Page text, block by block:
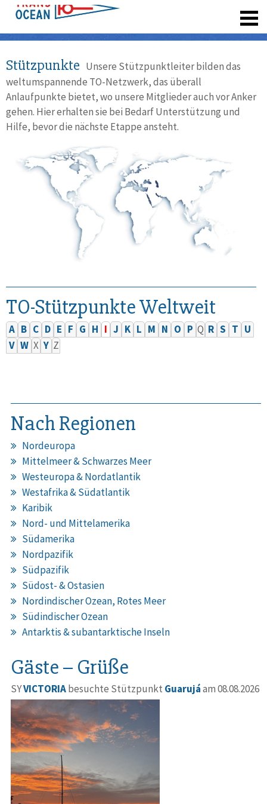
Stützpunkte Unsere Stützpunktleiter bilden das
weltumspannende TO-Netzwerk, das überall
Anlaufpunkte bietet, wo unsere Mitglieder auch vor Anker
gehen. Hier erhalten sie bei Bedarf Unterstützung und
Hilfe, bevor die nächste Etappe ansteht.
TO-Stützpunkte Weltweit
A B C D E F G H I J K L M N O P Q R S T U
V W X Y Z
Nach Regionen
Nordeuropa
Mittelmeer & Schwarzes Meer
Westeuropa & Nordatlantik
Westafrika & Südatlantik
Karibik
Nord- und Mittelamerika
Südamerika
Nordpazifik
Südpazifik
Südost- & Ostasien
Nordindischer Ozean, Rotes Meer
Südindischer Ozean
Antarktis & subantarktische Inseln
Gäste – Grüße
SYVICTORIAbesuchte Stützpunkt Guarujáam 08.08.2026